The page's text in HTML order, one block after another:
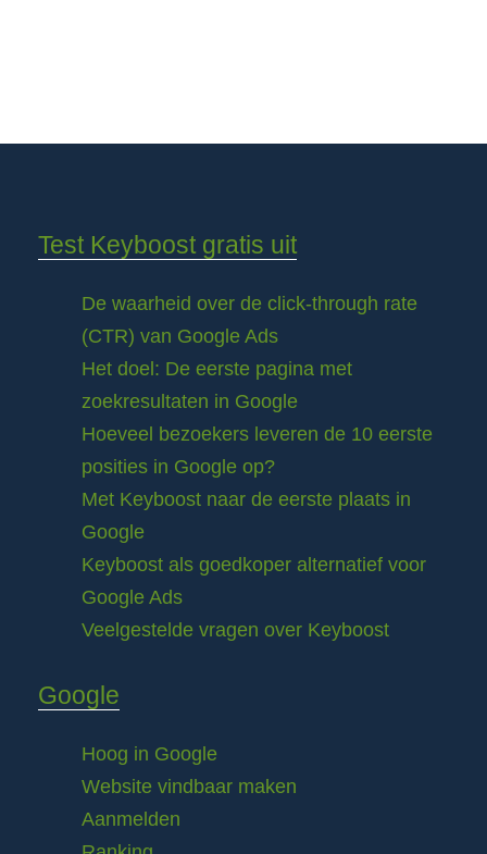
Test Keyboost gratis uit
De waarheid over de click-through rate
(CTR) van Google Ads
Het doel: De eerste pagina met
zoekresultaten in Google
Hoeveel bezoekers leveren de 10 eerste
posities in Google op?
Met Keyboost naar de eerste plaats in
Google
Keyboost als goedkoper alternatief voor
Google Ads
Veelgestelde vragen over Keyboost
Google
Hoog in Google
Website vindbaar maken
Aanmelden